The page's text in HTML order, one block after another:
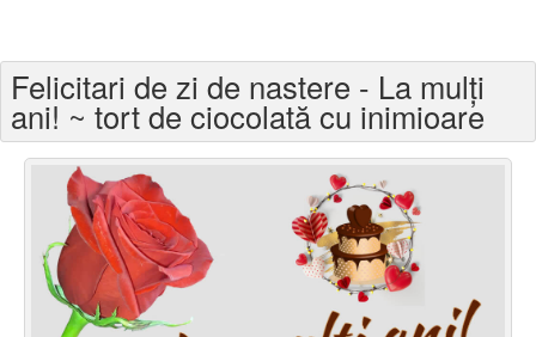
Felicitari varsta
Felicitari zilele anului
Felicitari zile saptamana
Felicitari muzicale
Felicitari muzicale personalizate
Felicitari de zi de nastere - La mulți
ani! ~ tort de ciocolată cu inimioare